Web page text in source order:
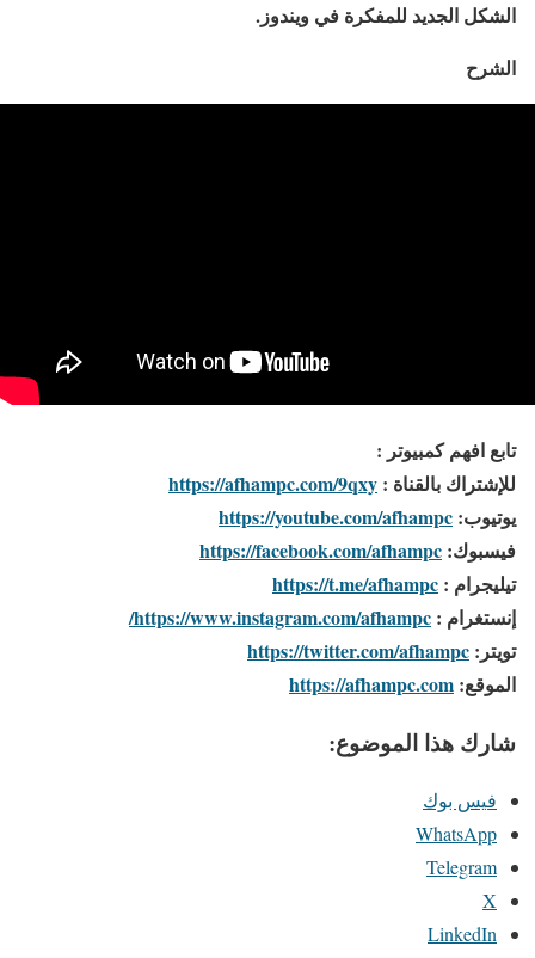
الشكل الجديد للمفكرة في ويندوز.
الشرح
تابع افهم كمبيوتر :
للإشتراك بالقناة : https://afhampc.com/9qxy
يوتيوب: https://youtube.com/afhampc
فيسبوك: https://facebook.com/afhampc
تيليجرام : https://t.me/afhampc
إنستغرام : https://www.instagram.com/afhampc/
تويتر: https://twitter.com/afhampc
الموقع: https://afhampc.com
شارك هذا الموضوع:
فيس بوك
WhatsApp
Telegram
X
LinkedIn